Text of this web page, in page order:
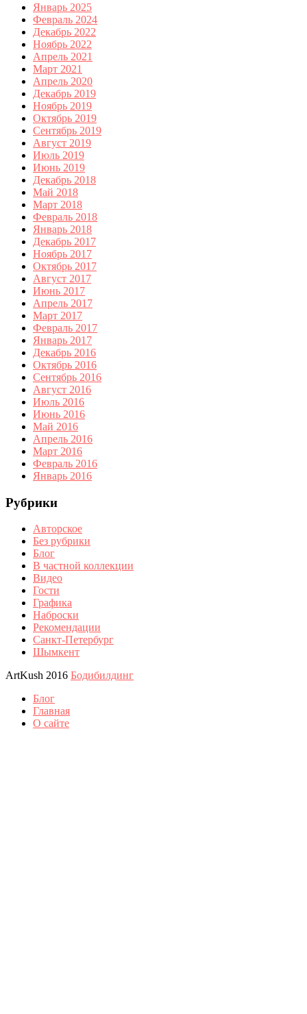
Январь 2025
Февраль 2024
Декабрь 2022
Ноябрь 2022
Апрель 2021
Март 2021
Апрель 2020
Декабрь 2019
Ноябрь 2019
Октябрь 2019
Сентябрь 2019
Август 2019
Июль 2019
Июнь 2019
Декабрь 2018
Май 2018
Март 2018
Февраль 2018
Январь 2018
Декабрь 2017
Ноябрь 2017
Октябрь 2017
Август 2017
Июнь 2017
Апрель 2017
Март 2017
Февраль 2017
Январь 2017
Декабрь 2016
Октябрь 2016
Сентябрь 2016
Август 2016
Июль 2016
Июнь 2016
Май 2016
Апрель 2016
Март 2016
Февраль 2016
Январь 2016
Рубрики
Авторское
Без рубрики
Блог
В частной коллекции
Видео
Гости
Графика
Наброски
Рекомендации
Санкт-Петербург
Шымкент
ArtKush 2016 Бодибилдинг
Блог
Главная
О сайте